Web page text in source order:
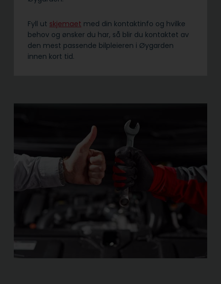
Fyll ut skjemaet med din kontaktinfo og hvilke
behov og ønsker du har, så blir du kontaktet av
den mest passende bilpleieren i Øygarden
innen kort tid.